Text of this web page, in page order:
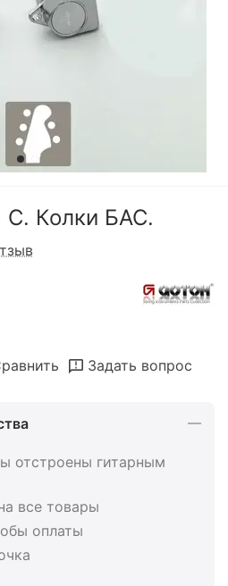
C. Колки БАС.
Задать вопрос
отстроены гитарным
все товары
оплаты